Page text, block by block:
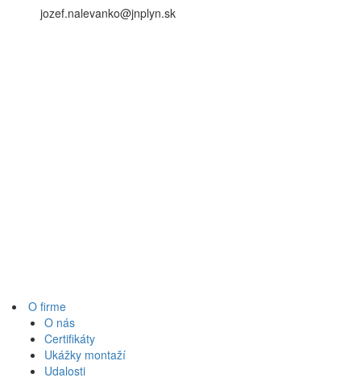
jozef.nalevanko@jnplyn.sk
O firme
O nás
Certifikáty
Ukážky montaží
Udalosti